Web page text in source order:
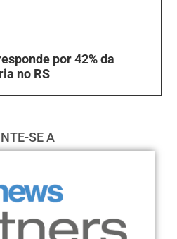
por 42% da
no RS
SE A